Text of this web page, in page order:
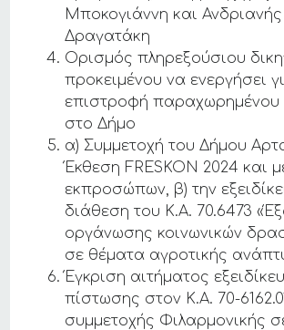
Μποκογιάννη και
Δραγατάκη
Ορισμός πληρεξούσιου
προκειμένου να ενεργήσει
επιστροφή παραχωρημένου
στο Δήμο
α) Συμμετοχή του Δήμου
Έκθεση FRESKON 2024 και
εκπροσώπων, β) την
διάθεση του Κ.Α. 70.6473
οργάνωσης κοινωνικών
σε θέματα αγροτικής
Έγκριση αιτήματος
πίστωσης στον Κ.Α. 70-
συμμετοχής Φιλαρμονικής